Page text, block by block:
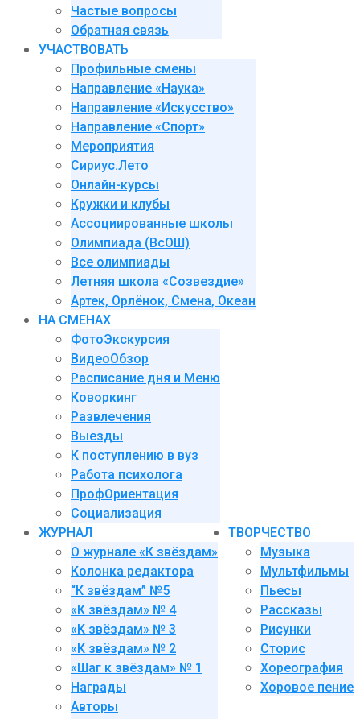
Частые вопросы
Обратная связь
УЧАСТВОВАТЬ
Профильные смены
Направление «Наука»
Направление «Искусство»
Направление «Спорт»
Мероприятия
Сириус.Лето
Онлайн-курсы
Кружки и клубы
Ассоциированные школы
Олимпиада (ВсОШ)
Все олимпиады
Летняя школа «Созвездие»
Артек, Орлёнок, Смена, Океан
НА СМЕНАХ
ФотоЭкскурсия
ВидеоОбзор
Расписание дня и Меню
Коворкинг
Развлечения
Выезды
К поступлению в вуз
Работа психолога
ПрофОриентация
Социализация
ЖУРНАЛ
О журнале «К звёздам»
Колонка редактора
“К звёздам” №5
«К звёздам» № 4
«К звёздам» № 3
«К звёздам» № 2
«Шаг к звёздам» № 1
Награды
Авторы
ТВОРЧЕСТВО
Музыка
Мультфильмы
Пьесы
Рассказы
Рисунки
Сторис
Хореография
Хоровое пение